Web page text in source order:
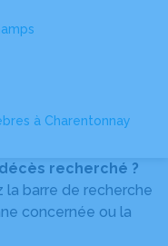
à Charentonnay
recherché ?
la barre de recherche
concernée ou la